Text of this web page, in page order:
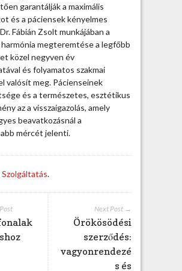
garantálják a maximális
és a páciensek kényelmes
Fábián Zsolt munkájában a
megteremtése a legfőbb
közel negyven év
és folyamatos szakmai
valósít meg. Pácienseinek
és a természetes, esztétikus
az a visszaigazolás, amely
beavatkozásnál a
mércét jelenti.
Szolgáltatás.
Next Post →
Örökösödési
szerződés:
vagyonrendezé
s és